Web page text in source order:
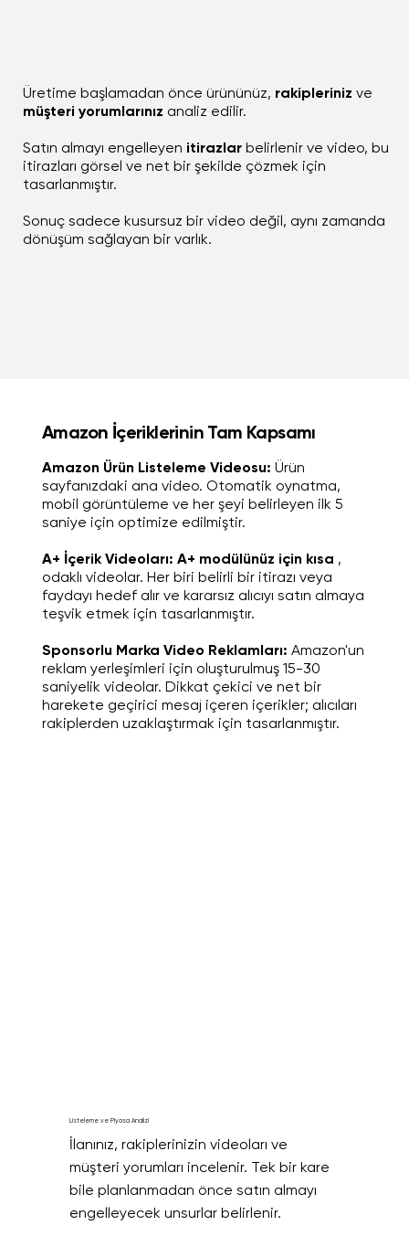
Üretime başlamadan önce ürününüz, rakipleriniz ve
müşteri yorumlarınız analiz edilir.
Satın almayı engelleyen itirazlar belirlenir ve video, bu
itirazları görsel ve net bir şekilde çözmek için
tasarlanmıştır.
Sonuç sadece kusursuz bir video değil, aynı zamanda
dönüşüm sağlayan bir varlık.
Amazon İçeriklerinin Tam Kapsamı
Amazon Ürün Listeleme Videosu: Ürün
sayfanızdaki ana video. Otomatik oynatma,
mobil görüntüleme ve her şeyi belirleyen ilk 5
saniye için optimize edilmiştir.
A+ İçerik Videoları: A+ modülünüz için kısa ,
odaklı videolar. Her biri belirli bir itirazı veya
faydayı hedef alır ve kararsız alıcıyı satın almaya
teşvik etmek için tasarlanmıştır.
Sponsorlu Marka Video Reklamları: Amazon'un
reklam yerleşimleri için oluşturulmuş 15-30
saniyelik videolar. Dikkat çekici ve net bir
harekete geçirici mesaj içeren içerikler; alıcıları
rakiplerden uzaklaştırmak için tasarlanmıştır.
Listeleme ve Piyasa Analizi
İlanınız, rakiplerinizin videoları ve
müşteri yorumları incelenir. Tek bir kare
bile planlanmadan önce satın almayı
engelleyecek unsurlar belirlenir.